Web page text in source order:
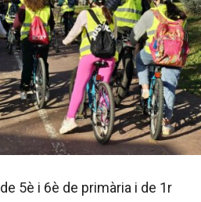
de 5è i 6è de primària i de 1r